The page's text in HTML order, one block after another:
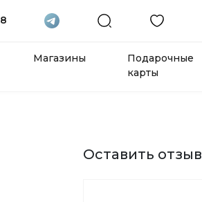
Магазины
Подарочные
карты
Оставить отзыв